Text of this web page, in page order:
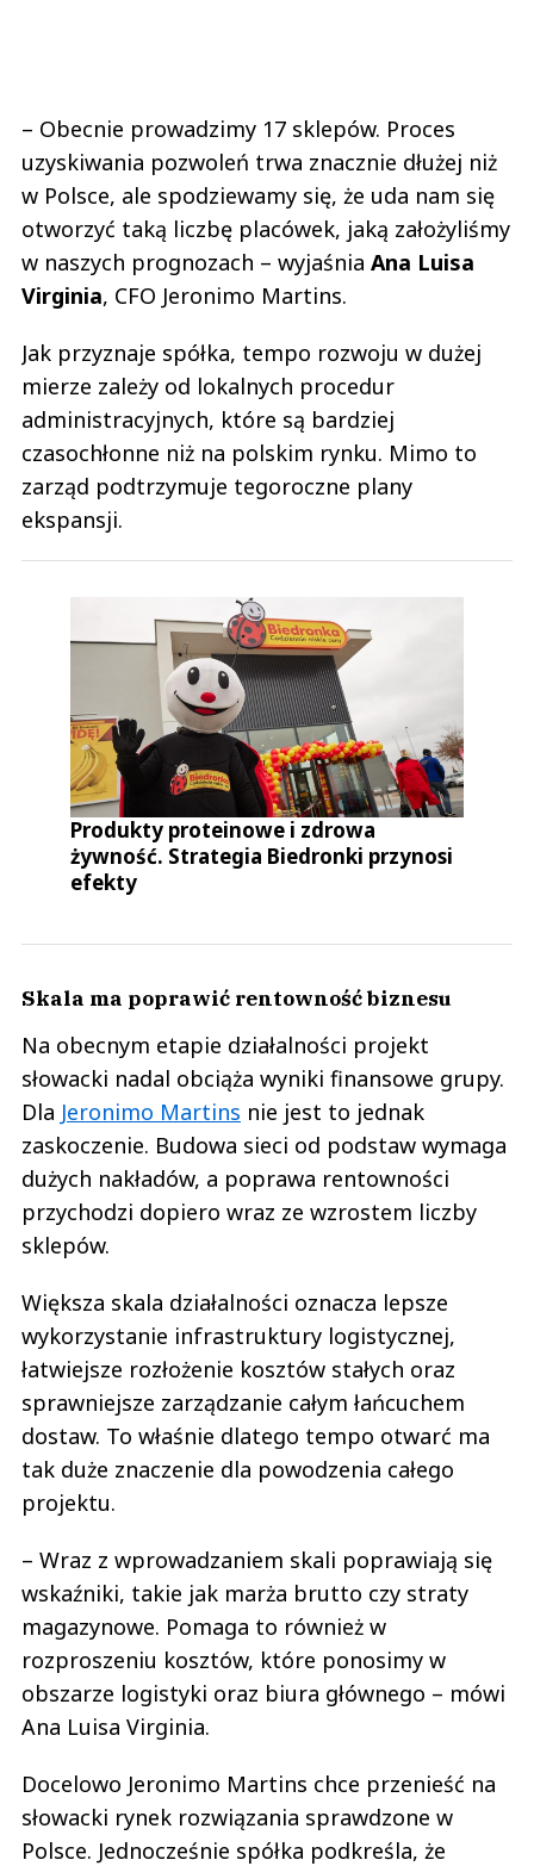
– Obecnie prowadzimy 17 sklepów. Proces
uzyskiwania pozwoleń trwa znacznie dłużej niż
w Polsce, ale spodziewamy się, że uda nam się
otworzyć taką liczbę placówek, jaką założyliśmy
w naszych prognozach – wyjaśnia Ana Luisa
Virginia, CFO Jeronimo Martins.
Jak przyznaje spółka, tempo rozwoju w dużej
mierze zależy od lokalnych procedur
administracyjnych, które są bardziej
czasochłonne niż na polskim rynku. Mimo to
zarząd podtrzymuje tegoroczne plany
ekspansji.
Produkty proteinowe i zdrowa
żywność. Strategia Biedronki przynosi
efekty
Skala ma poprawić rentowność biznesu
Na obecnym etapie działalności projekt
słowacki nadal obciąża wyniki finansowe grupy.
Dla Jeronimo Martins nie jest to jednak
zaskoczenie. Budowa sieci od podstaw wymaga
dużych nakładów, a poprawa rentowności
przychodzi dopiero wraz ze wzrostem liczby
sklepów.
Większa skala działalności oznacza lepsze
wykorzystanie infrastruktury logistycznej,
łatwiejsze rozłożenie kosztów stałych oraz
sprawniejsze zarządzanie całym łańcuchem
dostaw. To właśnie dlatego tempo otwarć ma
tak duże znaczenie dla powodzenia całego
projektu.
– Wraz z wprowadzaniem skali poprawiają się
wskaźniki, takie jak marża brutto czy straty
magazynowe. Pomaga to również w
rozproszeniu kosztów, które ponosimy w
obszarze logistyki oraz biura głównego – mówi
Ana Luisa Virginia.
Docelowo Jeronimo Martins chce przenieść na
słowacki rynek rozwiązania sprawdzone w
Polsce. Jednocześnie spółka podkreśla, że